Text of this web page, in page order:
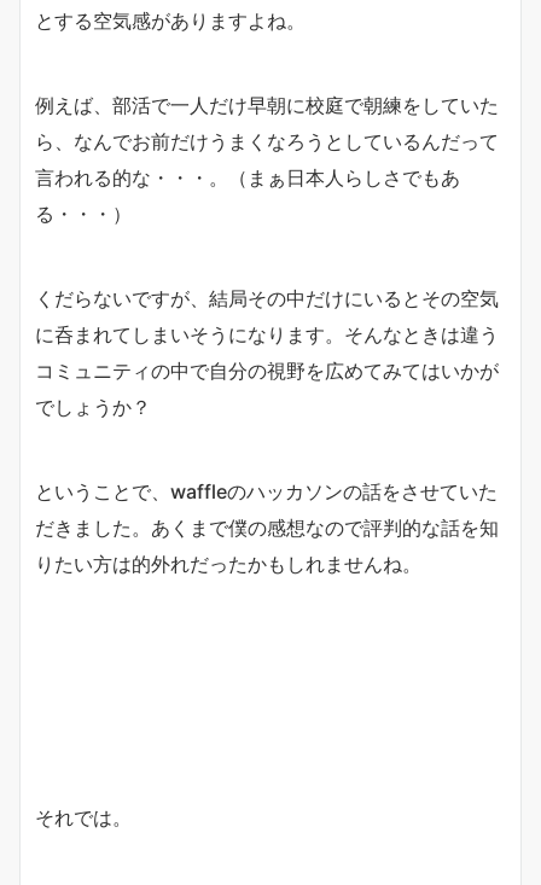
とする空気感がありますよね。
例えば、部活で一人だけ早朝に校庭で朝練をしていた
ら、なんでお前だけうまくなろうとしているんだって
言われる的な・・・。（まぁ日本人らしさでもあ
る・・・）
くだらないですが、結局その中だけにいるとその空気
に呑まれてしまいそうになります。そんなときは違う
コミュニティの中で自分の視野を広めてみてはいかが
でしょうか？
ということで、waffleのハッカソンの話をさせていた
だきました。あくまで僕の感想なので評判的な話を知
りたい方は的外れだったかもしれませんね。
それでは。